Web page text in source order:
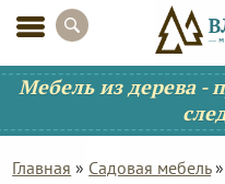
Мебель из дерева -
Главная » Садовая мебель»